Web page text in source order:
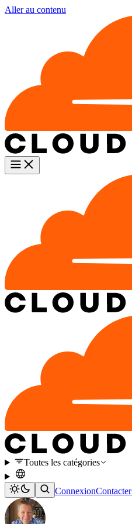
Aller au contenu
Toutes les catégories
Connexion